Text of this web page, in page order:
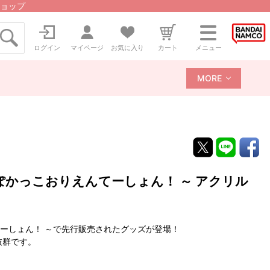
ップ
ログイン マイページ お気に入り カート メニュー
MORE
っこおりえんてーしょん！ ～ アクリル
ょん！ ～で先行販売されたグッズが登場！
です。